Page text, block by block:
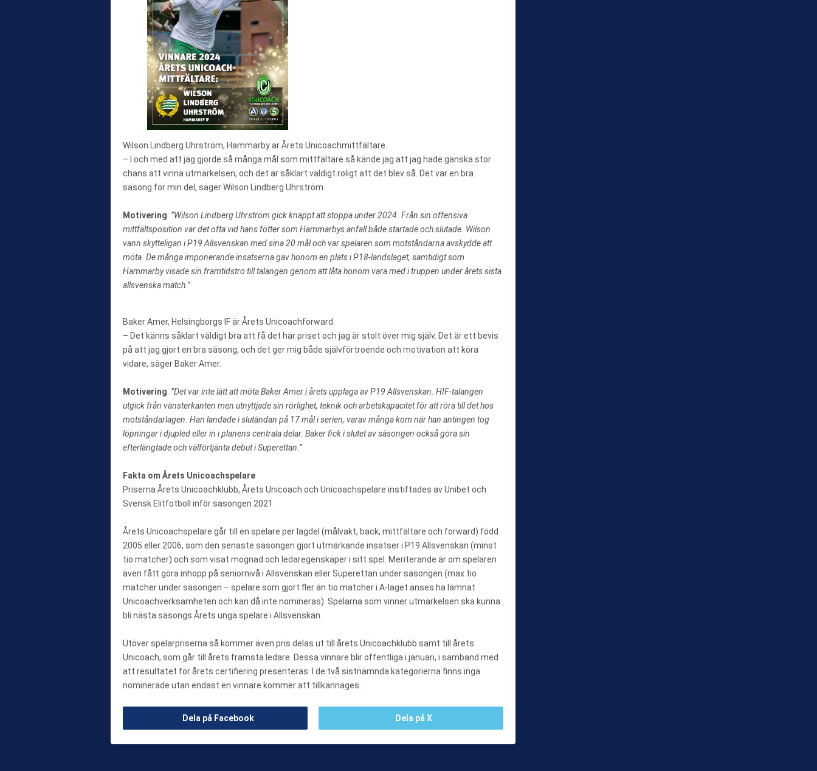
Wilson Lindberg Uhrström, Hammarby är Årets Unicoachmittfältare.
– I och med att jag gjorde så många mål som mittfältare så kände jag att jag hade ganska stor
chans att vinna utmärkelsen, och det är såklart väldigt roligt att det blev så. Det var en bra
säsong för min del, säger Wilson Lindberg Uhrström.
Motivering: ”Wilson Lindberg Uhrström gick knappt att stoppa under 2024. Från sin offensiva
mittfältsposition var det ofta vid hans fötter som Hammarbys anfall både startade och slutade. Wilson
vann skytteligan i P19 Allsvenskan med sina 20 mål och var spelaren som motståndarna avskydde att
möta. De många imponerande insatserna gav honom en plats i P18-landslaget, samtidigt som
Hammarby visade sin framtidstro till talangen genom att låta honom vara med i truppen under årets sista
allsvenska match.”
Baker Amer, Helsingborgs IF är Årets Unicoachforward.
– Det känns såklart väldigt bra att få det här priset och jag är stolt över mig själv. Det är ett bevis
på att jag gjort en bra säsong, och det ger mig både självförtroende och motivation att köra
vidare, säger Baker Amer.
Motivering: ”Det var inte lätt att möta Baker Amer i årets upplaga av P19 Allsvenskan. HIF-talangen
utgick från vänsterkanten men utnyttjade sin rörlighet, teknik och arbetskapacitet för att röra till det hos
motståndarlagen. Han landade i slutändan på 17 mål i serien, varav många kom när han antingen tog
löpningar i djupled eller in i planens centrala delar. Baker fick i slutet av säsongen också göra sin
efterlängtade och välförtjänta debut i Superettan.”
Fakta om Årets Unicoachspelare
Priserna Årets Unicoachklubb, Årets Unicoach och Unicoachspelare instiftades av Unibet och
Svensk Elitfotboll inför säsongen 2021.
Årets Unicoachspelare går till en spelare per lagdel (målvakt, back, mittfältare och forward) född
2005 eller 2006, som den senaste säsongen gjort utmärkande insatser i P19 Allsvenskan (minst
tio matcher) och som visat mognad och ledaregenskaper i sitt spel. Meriterande är om spelaren
även fått göra inhopp på seniornivå i Allsvenskan eller Superettan under säsongen (max tio
matcher under säsongen – spelare som gjort fler än tio matcher i A-laget anses ha lämnat
Unicoachverksamheten och kan då inte nomineras). Spelarna som vinner utmärkelsen ska kunna
bli nästa säsongs Årets unga spelare i Allsvenskan.
Utöver spelarpriserna så kommer även pris delas ut till årets Unicoachklubb samt till årets
Unicoach, som går till årets främsta ledare. Dessa vinnare blir offentliga i januari, i samband med
att resultatet för årets certifiering presenteras. I de två sistnämnda kategorierna finns inga
nominerade utan endast en vinnare kommer att tillkännages.
Dela på Facebook Dela på X